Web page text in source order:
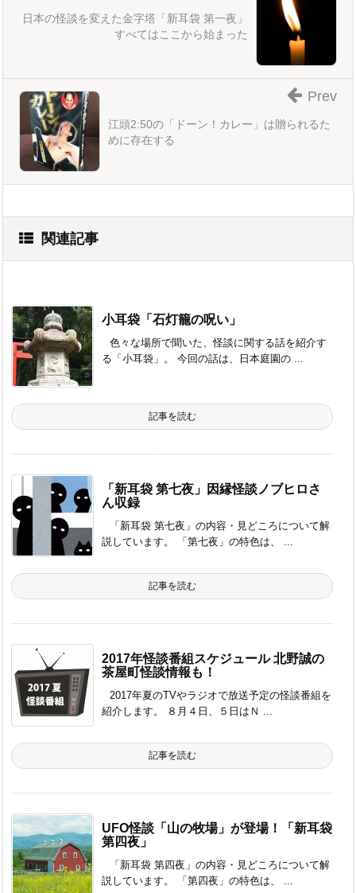
日本の怪談を変えた金字塔「新耳袋 第一夜」
すべてはここから始まった
江頭2:50の「ドーン！カレー」は贈られるた
めに存在する
Prev
関連記事
小耳袋「石灯籠の呪い」
色々な場所で聞いた、怪談に関する話を紹介す
る「小耳袋」。 今回の話は、日本庭園の ...
記事を読む
「新耳袋 第七夜」因縁怪談ノブヒロさ
ん収録
「新耳袋 第七夜」の内容・見どころについて解
説しています。 「第七夜」の特色は、 ...
記事を読む
2017年怪談番組スケジュール 北野誠の
茶屋町怪談情報も！
2017年夏のTVやラジオで放送予定の怪談番組を
紹介します。 ８月４日、５日はＮ ...
記事を読む
UFO怪談「山の牧場」が登場！「新耳袋
第四夜」
「新耳袋 第四夜」の内容・見どころについて解
説しています。 「第四夜」の特色は、 ...